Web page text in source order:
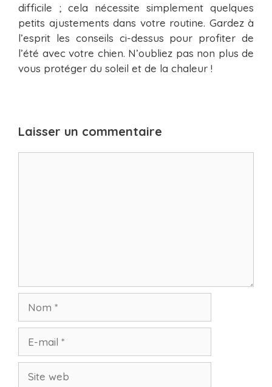
difficile ; cela nécessite simplement quelques
petits ajustements dans votre routine. Gardez à
l’esprit les conseils ci-dessus pour profiter de
l’été avec votre chien. N’oubliez pas non plus de
vous protéger du soleil et de la chaleur !
Laisser un commentaire
mail
web